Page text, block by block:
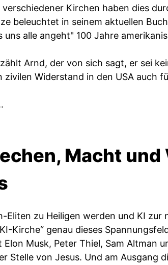
Kirchen haben dies
beleuchtet in seinem aktuellen
uns alle angeht" 100 Jahre
Arnd, der von sich sagt, er sei
Widerstand in den USA auch
Macht und
Eliten zu Heiligen werden und KI zur
Kirche“ genau dieses
Musk, Peter Thiel, Sam Altman
Stelle von Jesus. Und am Ausgang